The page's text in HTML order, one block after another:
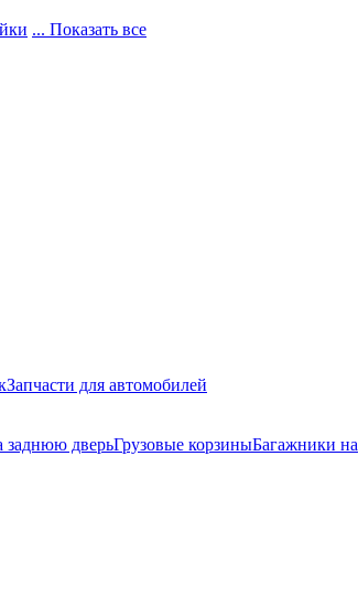
... Показать все
Запчасти для автомобилей
заднюю дверьГрузовые корзиныБагажники на